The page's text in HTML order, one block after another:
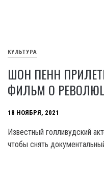
КУЛЬТУРА
ШОН ПЕНН
ФИЛЬМ О
18 НОЯБРЯ, 2021
Известный голливудский
чтобы снять